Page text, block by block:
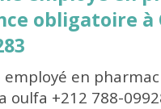
obligatoire à
employé en
oulfa +212 788-